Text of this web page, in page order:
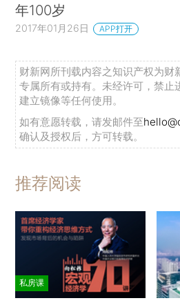
年100岁
2017年01月26日 APP打开
财新网所刊载内容之知识产权为财
专属所有或持有。未经许可，禁止
建立镜像等任何使用。
如有意愿转载，请发邮件至
确认及授权后，方可转载。
推荐阅读
私房课